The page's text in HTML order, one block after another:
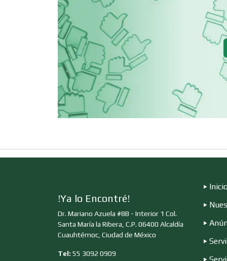
Cerrajerías
Clínicas de
Rehabilitación
Cocinas Integrales
!Ya lo Encontré!
Dr. Mariano Azuela #8B - Interior 1 Col.
Santa María la Ribera, C.P. 06400 Alcaldía
Cuauhtémoc, Ciudad de México
Tel: 55 3092 0909